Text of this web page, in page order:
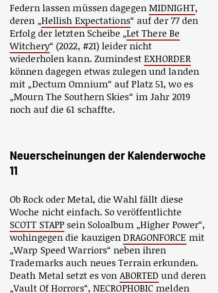
Federn lassen müssen dagegenMIDNIGHT,
deren „Hellish Expectations“ auf der 77 den
Erfolg der letzten Scheibe „Let There Be
Witchery“ (2022, #21) leider nicht
wiederholen kann. ZumindestEXHORDER
können dagegen etwas zulegen und landen
mit „Dectum Omnium“ auf Platz 51, wo es
„Mourn The Southern Skies“ im Jahr 2019
noch auf die 61 schaffte.
Neuerscheinungen der Kalenderwoche
11
Ob Rock oder Metal, die Wahl fällt diese
Woche nicht einfach. So veröffentlichte
SCOTT STAPP sein Soloalbum „Higher Power“,
wohingegen die kauzigenDRAGONFORCE mit
„Warp Speed Warriors“ neben ihren
Trademarks auch neues Terrain erkunden.
Death Metal setzt es von ABORTED und deren
„Vault Of Horrors“,NECROPHOBIC melden